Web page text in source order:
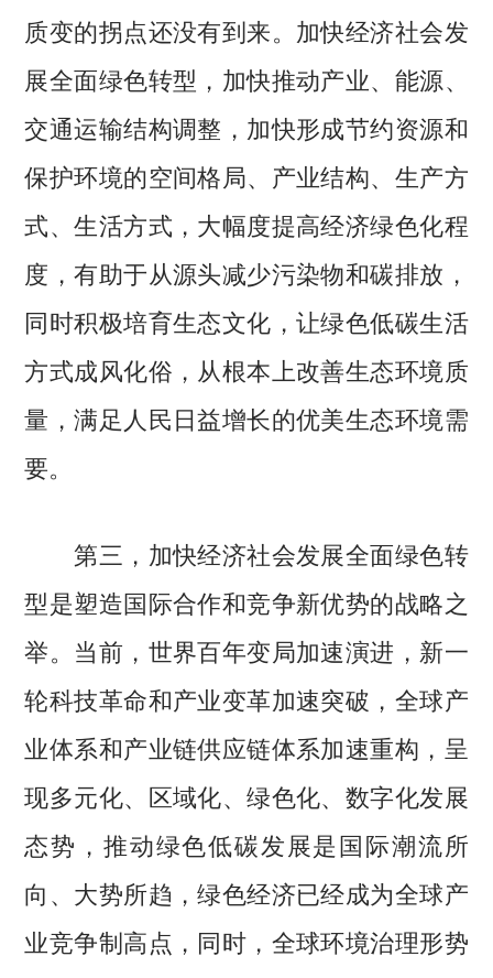
质变的拐点还没有到来。加快经济社会发
展全面绿色转型，加快推动产业、能源、
交通运输结构调整，加快形成节约资源和
保护环境的空间格局、产业结构、生产方
式、生活方式，大幅度提高经济绿色化程
度，有助于从源头减少污染物和碳排放，
同时积极培育生态文化，让绿色低碳生活
方式成风化俗，从根本上改善生态环境质
量，满足人民日益增长的优美生态环境需
要。
第三，加快经济社会发展全面绿色转
型是塑造国际合作和竞争新优势的战略之
举。当前，世界百年变局加速演进，新一
轮科技革命和产业变革加速突破，全球产
业体系和产业链供应链体系加速重构，呈
现多元化、区域化、绿色化、数字化发展
态势，推动绿色低碳发展是国际潮流所
向、大势所趋，绿色经济已经成为全球产
业竞争制高点，同时，全球环境治理形势